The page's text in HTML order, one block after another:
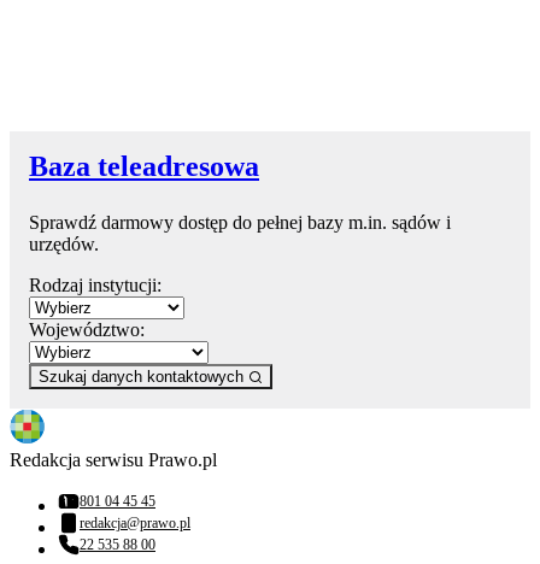
Baza teleadresowa
Sprawdź darmowy dostęp do pełnej bazy m.in. sądów i
urzędów.
Rodzaj instytucji:
Województwo:
Szukaj danych kontaktowych
Redakcja serwisu Prawo.pl
Numer telefonu:
801 04 45 45
Adres email:
redakcja@prawo.pl
Numer telefonu:
22 535 88 00